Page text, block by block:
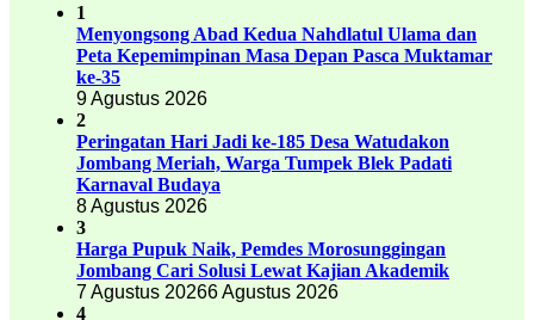
1
Menyongsong Abad Kedua Nahdlatul Ulama dan
Peta Kepemimpinan Masa Depan Pasca Muktamar
ke-35
9 Agustus 2026
2
Peringatan Hari Jadi ke-185 Desa Watudakon
Jombang Meriah, Warga Tumpek Blek Padati
Karnaval Budaya
8 Agustus 2026
3
Harga Pupuk Naik, Pemdes Morosunggingan
Jombang Cari Solusi Lewat Kajian Akademik
7 Agustus 20266 Agustus 2026
4